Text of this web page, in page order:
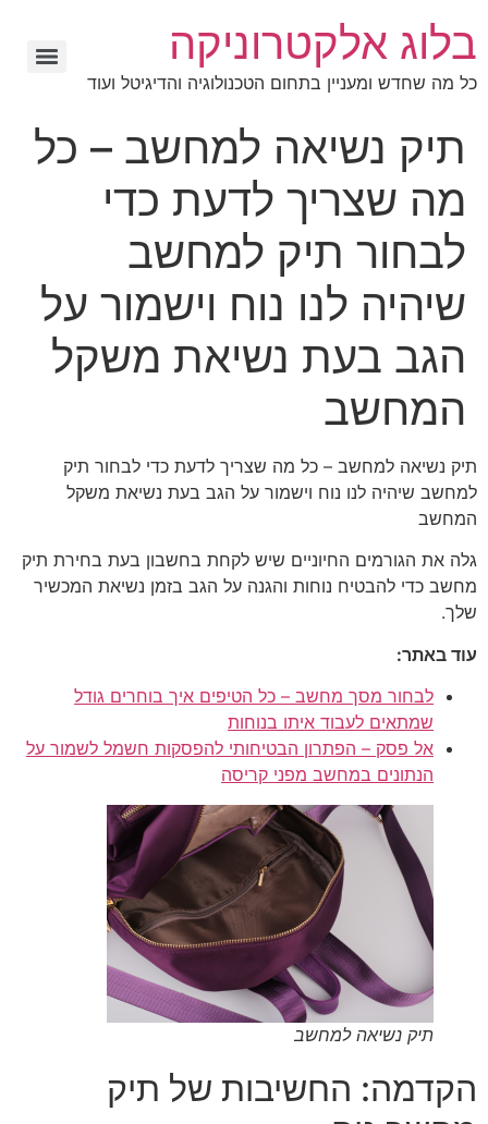
בלוג אלקטרוניקה
כל מה שחדש ומעניין בתחום הטכנולוגיה והדיגיטל ועוד
תיק נשיאה למחשב – כל
מה שצריך לדעת כדי
לבחור תיק למחשב
שיהיה לנו נוח וישמור על
הגב בעת נשיאת משקל
המחשב
תיק נשיאה למחשב – כל מה שצריך לדעת כדי לבחור תיק
למחשב שיהיה לנו נוח וישמור על הגב בעת נשיאת משקל
המחשב
גלה את הגורמים החיוניים שיש לקחת בחשבון בעת בחירת תיק
מחשב כדי להבטיח נוחות והגנה על הגב בזמן נשיאת המכשיר
שלך.
עוד באתר:
לבחור מסך מחשב – כל הטיפים איך בוחרים גודל
שמתאים לעבוד איתו בנוחות
אל פסק – הפתרון הבטיחותי להפסקות חשמל לשמור על
הנתונים במחשב מפני קריסה
תיק נשיאה למחשב
הקדמה: החשיבות של תיק